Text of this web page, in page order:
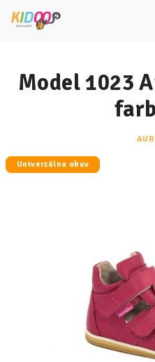
Model 1023
Univerzálna obuv